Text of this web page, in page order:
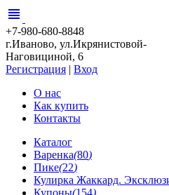
view_headline
+7-980-680-8848
г.Иваново, ул.Икрянистовой-
Наговициной, 6
Регистрация | Вход
О нас
Как купить
Контакты
Каталог
Варенка(80)
Пике(22)
Кулирка Жаккард.
Купоны(154)